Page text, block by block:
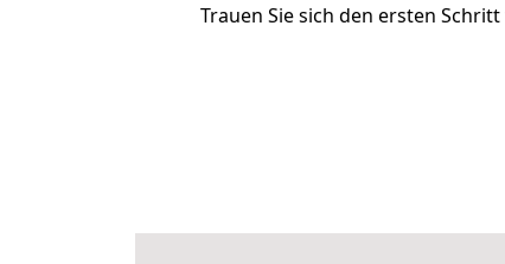
Trauen Sie sich den ersten